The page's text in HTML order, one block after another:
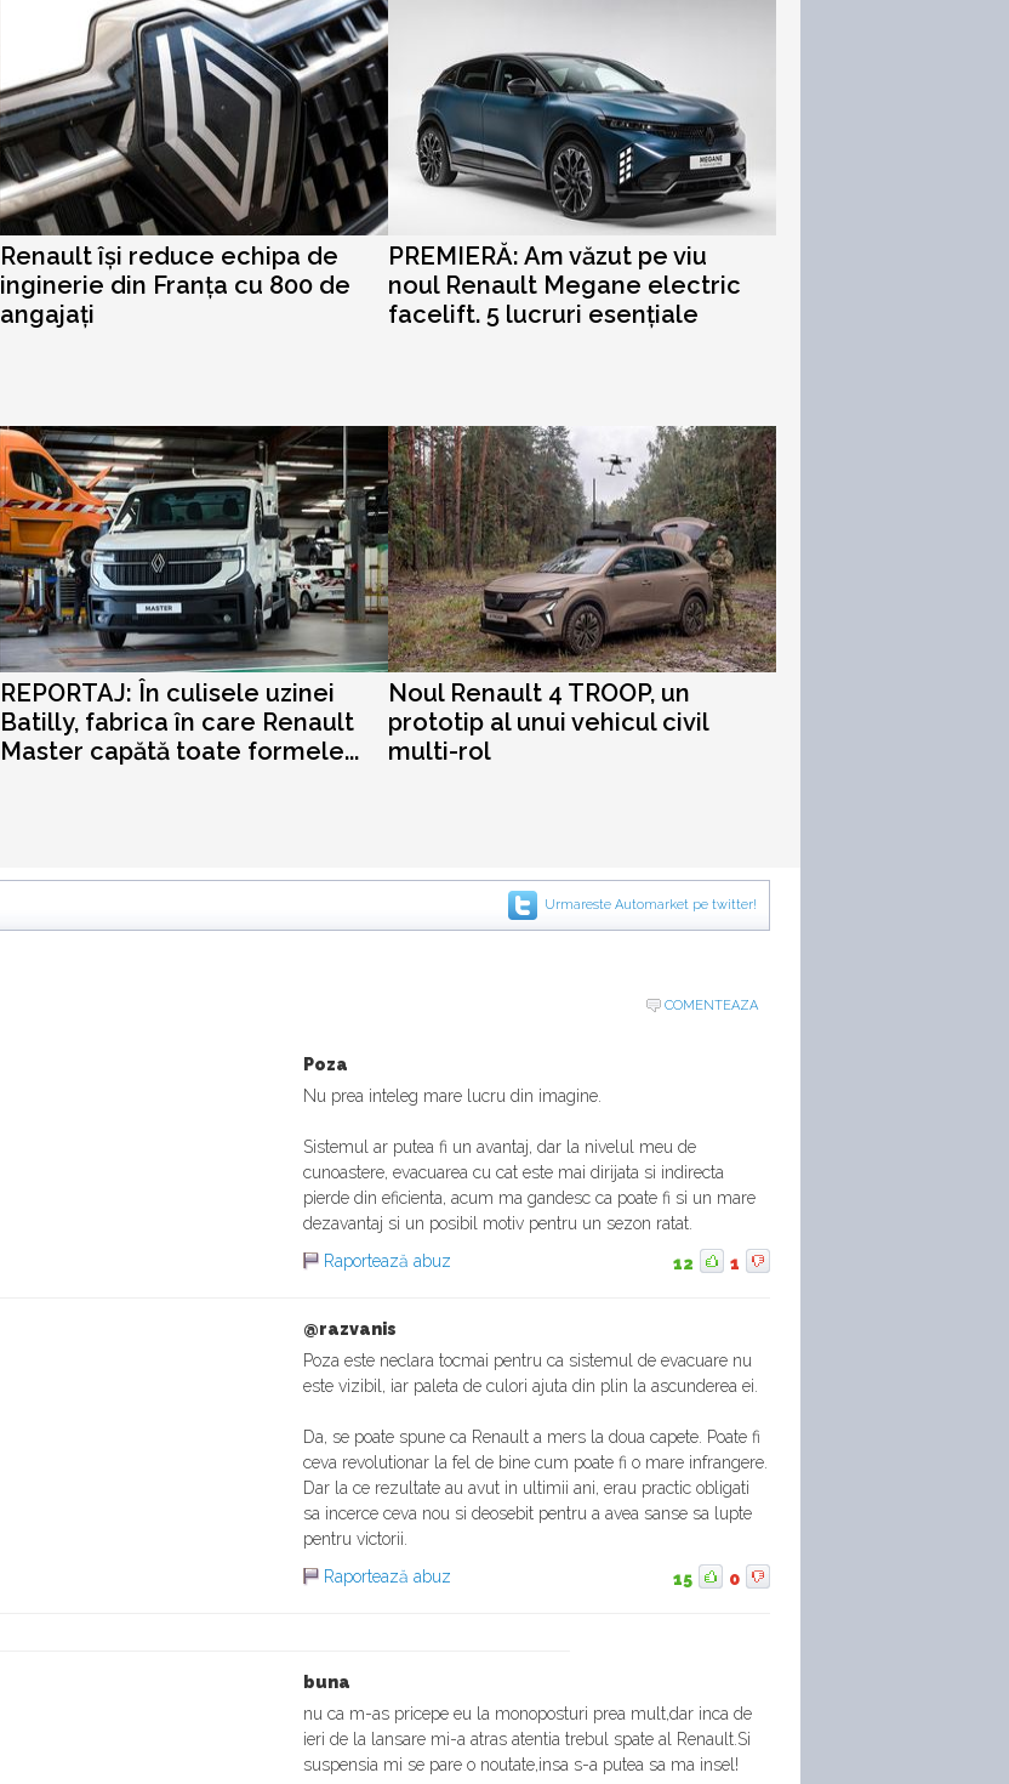
Renault își reduce echipa de
inginerie din Franța cu 800 de
angajați
PREMIERĂ: Am văzut pe viu
noul Renault Megane electric
facelift. 5 lucruri esențiale
REPORTAJ: În culisele uzinei
Batilly, fabrica în care Renault
Master capătă toate formele...
Noul Renault 4 TROOP, un
prototip al unui vehicul civil
multi-rol
Urmareste Automarket pe twitter!
COMENTEAZA
Poza
Nu prea inteleg mare lucru din imagine.
Sistemul ar putea fi un avantaj, dar la nivelul meu de
cunoastere, evacuarea cu cat este mai dirijata si indirecta
pierde din eficienta, acum ma gandesc ca poate fi si un mare
dezavantaj si un posibil motiv pentru un sezon ratat.
Raportează abuz
12 1
@razvanis
Poza este neclara tocmai pentru ca sistemul de evacuare nu
este vizibil, iar paleta de culori ajuta din plin la ascunderea ei.
Da, se poate spune ca Renault a mers la doua capete. Poate fi
ceva revolutionar la fel de bine cum poate fi o mare infrangere.
Dar la ce rezultate au avut in ultimii ani, erau practic obligati
sa incerce ceva nou si deosebit pentru a avea sanse sa lupte
pentru victorii.
Raportează abuz
15 0
buna
nu ca m-as pricepe eu la monoposturi prea mult,dar inca de
ieri de la lansare mi-a atras atentia trebul spate al Renault.Si
suspensia mi se pare o noutate,insa s-a putea sa ma insel!